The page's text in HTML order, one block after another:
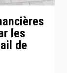
les
de